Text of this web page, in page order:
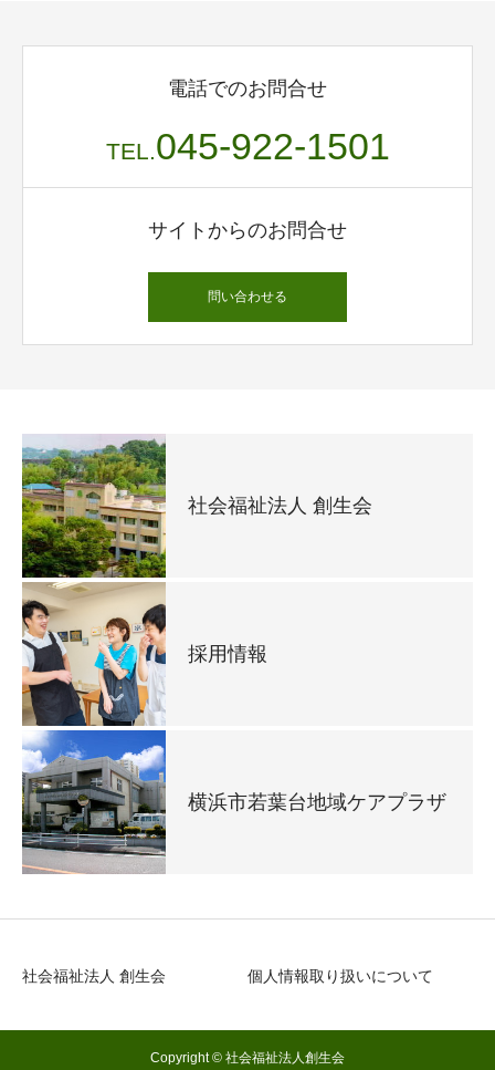
電話でのお問合せ
TEL.045-922-1501
サイトからのお問合せ
問い合わせる
社会福祉法人 創生会
採用情報
横浜市若葉台地域ケアプラザ
社会福祉法人 創生会 個人情報取り扱いについて
Copyright © 社会福祉法人創生会